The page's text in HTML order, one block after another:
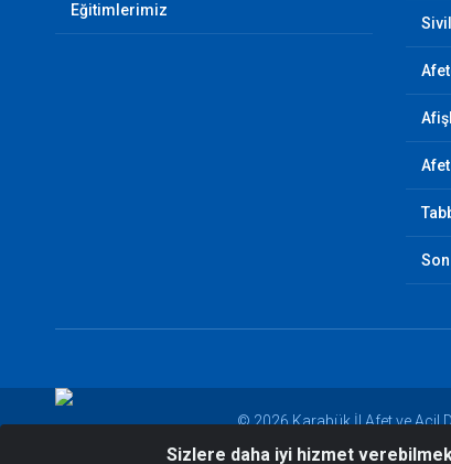
Eğitimlerimiz
© 2026 Karabük İl Afet ve Acil
Sizlere daha iyi hizmet